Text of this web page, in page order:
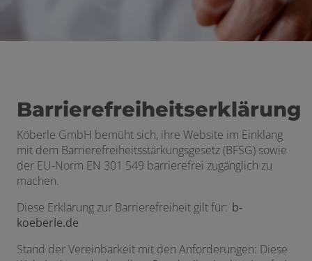
Barrierefreiheitserklärung
Köberle GmbH bemüht sich, ihre Website im Einklang
mit dem Barrierefreiheitsstärkungsgesetz (BFSG) sowie
der EU-Norm EN 301 549 barrierefrei zugänglich zu
machen.
Diese Erklärung zur Barrierefreiheit gilt für: b-
koeberle.de
Stand der Vereinbarkeit mit den Anforderungen: Diese